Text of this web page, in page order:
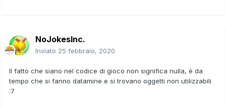
NoJokesInc.
Inviato 25 febbraio, 2020
Il fatto che siano nel codice di gioco non significa nulla, è da
tempo che si fanno datamine e si trovano oggetti non utilizzabili
:7